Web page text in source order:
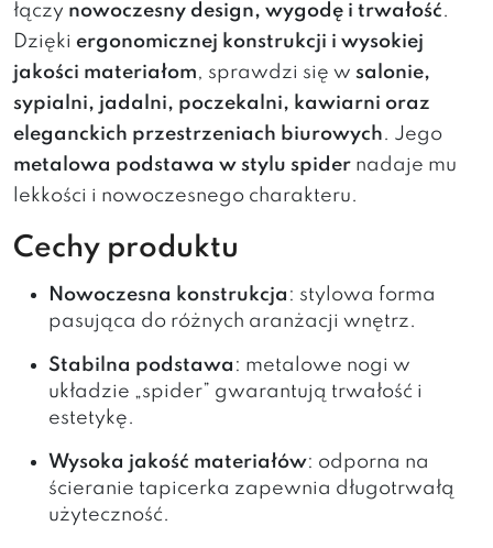
łączy nowoczesny design, wygodę i trwałość.
Dzięki ergonomicznej konstrukcji i wysokiej
jakości materiałom, sprawdzi się w salonie,
sypialni, jadalni, poczekalni, kawiarni oraz
eleganckich przestrzeniach biurowych. Jego
metalowa podstawa w stylu spider nadaje mu
lekkości i nowoczesnego charakteru.
Cechy produktu
Nowoczesna konstrukcja : stylowa forma
pasująca do różnych aranżacji wnętrz.
Stabilna podstawa : metalowe nogi w
układzie „spider” gwarantują trwałość i
estetykę.
Wysoka jakość materiałów: odporna na
ścieranie tapicerka zapewnia długotrwałą
użyteczność.